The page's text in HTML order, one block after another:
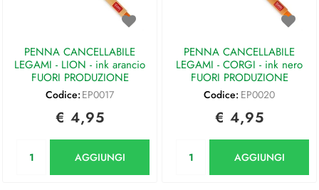
PENNA CANCELLABILE
LEGAMI - LION - ink arancio
FUORI PRODUZIONE
Codice: EP0017
€ 4,95
AGGIUNGI
PENNA CANCELLABILE
LEGAMI - CORGI - ink nero
FUORI PRODUZIONE
Codice: EP0020
€ 4,95
AGGIUNGI